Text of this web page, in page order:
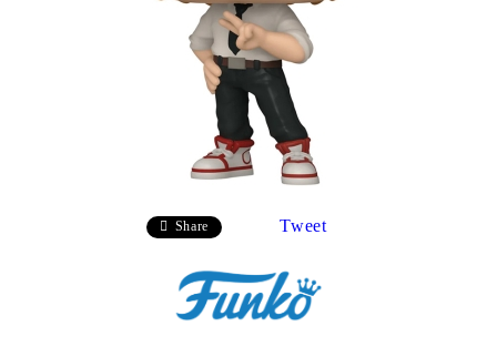
Share Tweet